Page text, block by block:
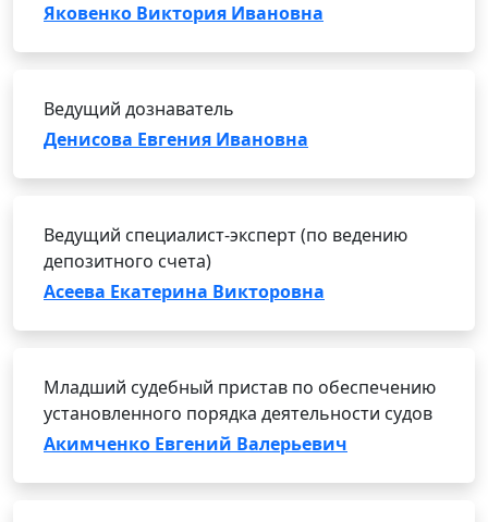
Яковенко Виктория Ивановна
Ведущий дознаватель
Денисова Евгения Ивановна
Ведущий специалист-эксперт (по ведению
депозитного счета)
Асеева Екатерина Викторовна
Младший судебный пристав по обеспечению
установленного порядка деятельности судов
Акимченко Евгений Валерьевич